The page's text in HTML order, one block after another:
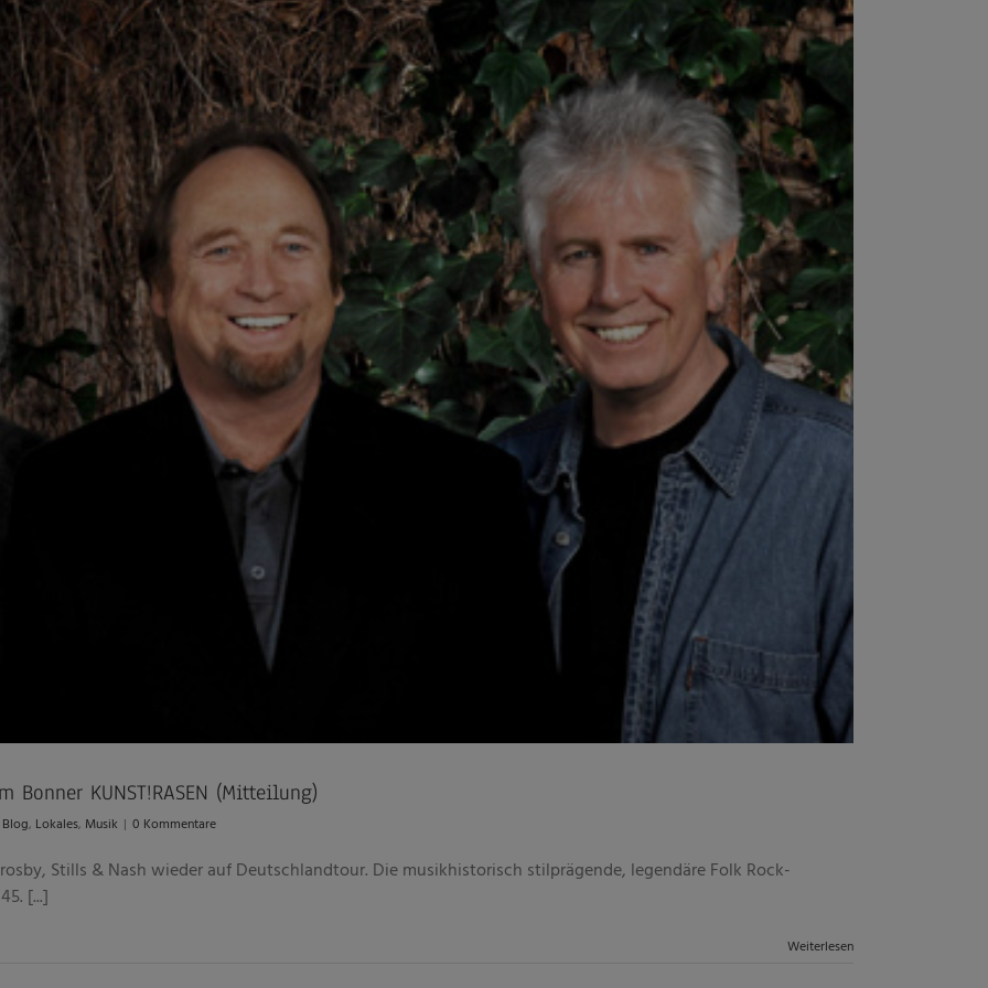
KUNST!RASEN (Mitteilung)
Blog, Lokales, Musik | 0 Kommentare
Stills & Nash wieder auf Deutschlandtour. Die musikhistorisch stilprägende, legendäre Folk Rock-
[...]
Weiterlesen